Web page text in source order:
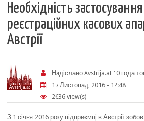
Необхідність застосування
реєстраційних касових
Австрії
Надіслано Avstrija.at 10 года
17 Листопад, 2016 - 12:48
2636 view(s)
З 1 січня 2016 року підприємці в Австрії